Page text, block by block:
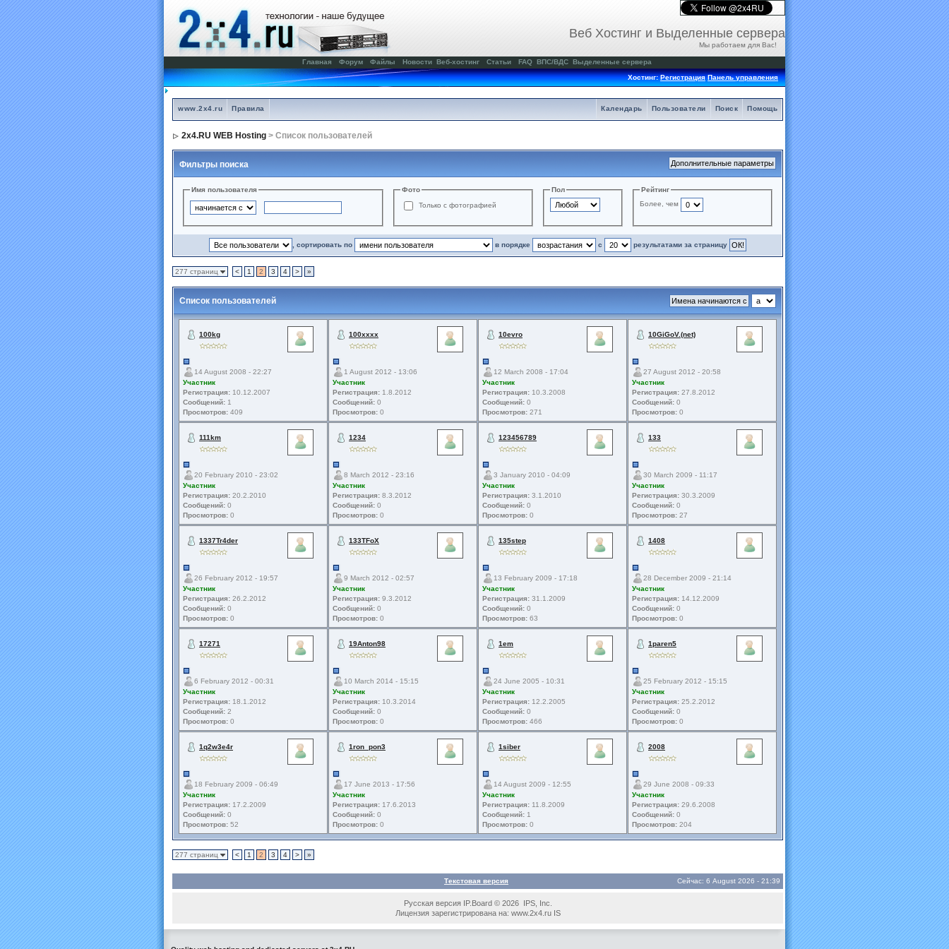
Веб Хостинг и Выделенные сервера
Мы работаем для Вас!
Главная Форум Файлы Новости Веб-хостинг Статьи FAQ ВПС/ВДС Выделенные сервера
Хостинг:Регистрация Панель управления
www.2x4.ru Правила Помощь
Поиск
Пользователи
Календарь
2x4.RU WEB Hosting > Список пользователей
Фильтры поиска
Имя пользователя
Фото
Только с фотографией
Пол
Рейтинг
Более, чем
, сортировать по в порядке с результатами за страницу
277 страниц < 1 2 3 4 > »
Список пользователей
100kg
14 August 2008 - 22:27
Участник
Регистрация: 10.12.2007
Сообщений: 1
Просмотров: 409
100xxxx
1 August 2012 - 13:06
Участник
Регистрация: 1.8.2012
Сообщений: 0
Просмотров: 0
10evro
12 March 2008 - 17:04
Участник
Регистрация: 10.3.2008
Сообщений: 0
Просмотров: 271
10GiGoV.(net)
27 August 2012 - 20:58
Участник
Регистрация: 27.8.2012
Сообщений: 0
Просмотров: 0
111km
20 February 2010 - 23:02
Участник
Регистрация: 20.2.2010
Сообщений: 0
Просмотров: 0
1234
8 March 2012 - 23:16
Участник
Регистрация: 8.3.2012
Сообщений: 0
Просмотров: 0
123456789
3 January 2010 - 04:09
Участник
Регистрация: 3.1.2010
Сообщений: 0
Просмотров: 0
133
30 March 2009 - 11:17
Участник
Регистрация: 30.3.2009
Сообщений: 0
Просмотров: 27
1337Tr4der
26 February 2012 - 19:57
Участник
Регистрация: 26.2.2012
Сообщений: 0
Просмотров: 0
133TFoX
9 March 2012 - 02:57
Участник
Регистрация: 9.3.2012
Сообщений: 0
Просмотров: 0
135step
13 February 2009 - 17:18
Участник
Регистрация: 31.1.2009
Сообщений: 0
Просмотров: 63
1408
28 December 2009 - 21:14
Участник
Регистрация: 14.12.2009
Сообщений: 0
Просмотров: 0
17271
6 February 2012 - 00:31
Участник
Регистрация: 18.1.2012
Сообщений: 2
Просмотров: 0
19Anton98
10 March 2014 - 15:15
Участник
Регистрация: 10.3.2014
Сообщений: 0
Просмотров: 0
1em
24 June 2005 - 10:31
Участник
Регистрация: 12.2.2005
Сообщений: 0
Просмотров: 466
1paren5
25 February 2012 - 15:15
Участник
Регистрация: 25.2.2012
Сообщений: 0
Просмотров: 0
1q2w3e4r
18 February 2009 - 06:49
Участник
Регистрация: 17.2.2009
Сообщений: 0
Просмотров: 52
1ron_pon3
17 June 2013 - 17:56
Участник
Регистрация: 17.6.2013
Сообщений: 0
Просмотров: 0
1siber
14 August 2009 - 12:55
Участник
Регистрация: 11.8.2009
Сообщений: 1
Просмотров: 0
2008
29 June 2008 - 09:33
Участник
Регистрация: 29.6.2008
Сообщений: 0
Просмотров: 204
277 страниц < 1 2 3 4 > »
Текстовая версия Сейчас: 6 August 2026 - 21:39
Русская версия IP.Board © 2026 IPS, Inc.
Лицензия зарегистрирована на: www.2x4.ru IS